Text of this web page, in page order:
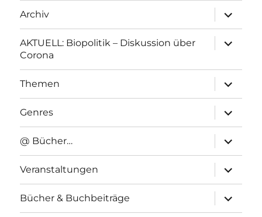
Archiv
anzeigen
AKTUELL: Biopolitik – Diskussion über
Corona
anzeigen
Themen
anzeigen
Genres
anzeigen
@ Bücher…
anzeigen
Veranstaltungen
anzeigen
Bücher & Buchbeiträge
anzeigen